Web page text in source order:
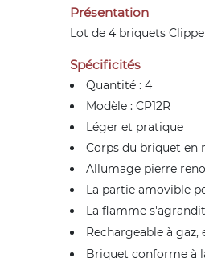
Présentation
Lot de 4 briquets
Spécificités
Quantité : 4
Modèle : CP12R
Léger et pratique
Corps du briquet en
Allumage pierre
La partie amovible
La flamme
Rechargeable à
Briquet conforme à